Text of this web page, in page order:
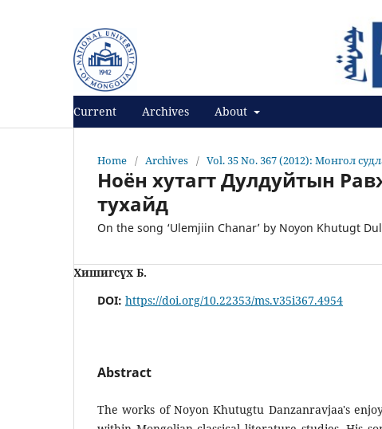
Current Archives About
Home / Archives / Vol. 35 No. 367 (2012): Монгол
Ноён хутагт Дулдуйтын
тухайд
On the song ‘Ulemjiin Chanar’ by Noyon Khutugt
Хишигсүх Б.
DOI: https://doi.org/10.22353/ms.v35i367.4954
Abstract
The works of Noyon Khutugtu Danzanravjaa's